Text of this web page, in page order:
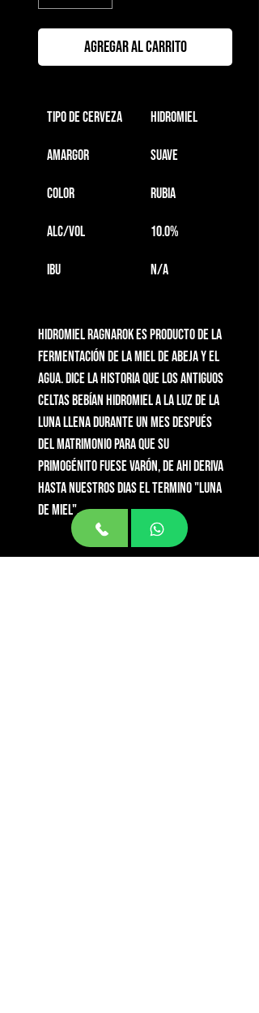
AGREGAR AL CARRITO
Tipo de cerveza Hidromiel
Amargor Suave
Color Rubia
ALC/VOL 10.0%
IBU N/A
Hidromiel Ragnarok es producto de la
fermentación de la miel de abeja y el
agua. Dice la historia que los antiguos
celtas bebían hidromiel a la luz de la
luna llena durante un mes después
del matrimonio para que su
primogénito fuese varón, de ahi deriva
hasta nuestros dias el termino "Luna
de miel".